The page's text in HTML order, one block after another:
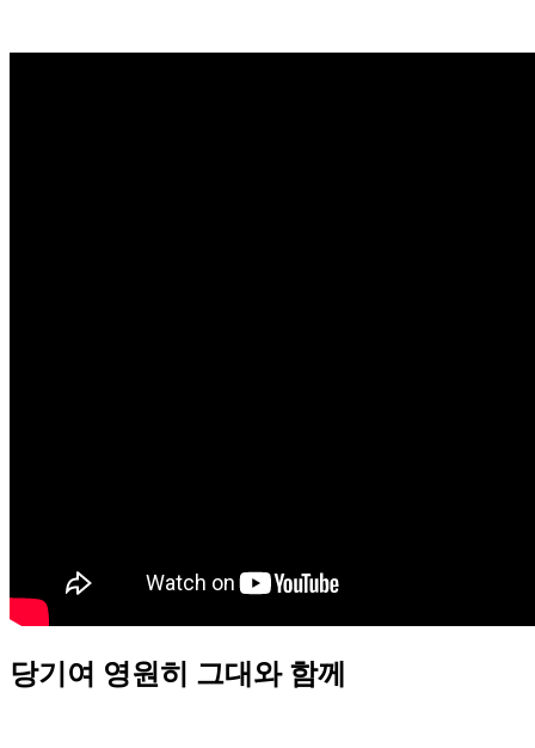
당기여 영원히 그대와 함께